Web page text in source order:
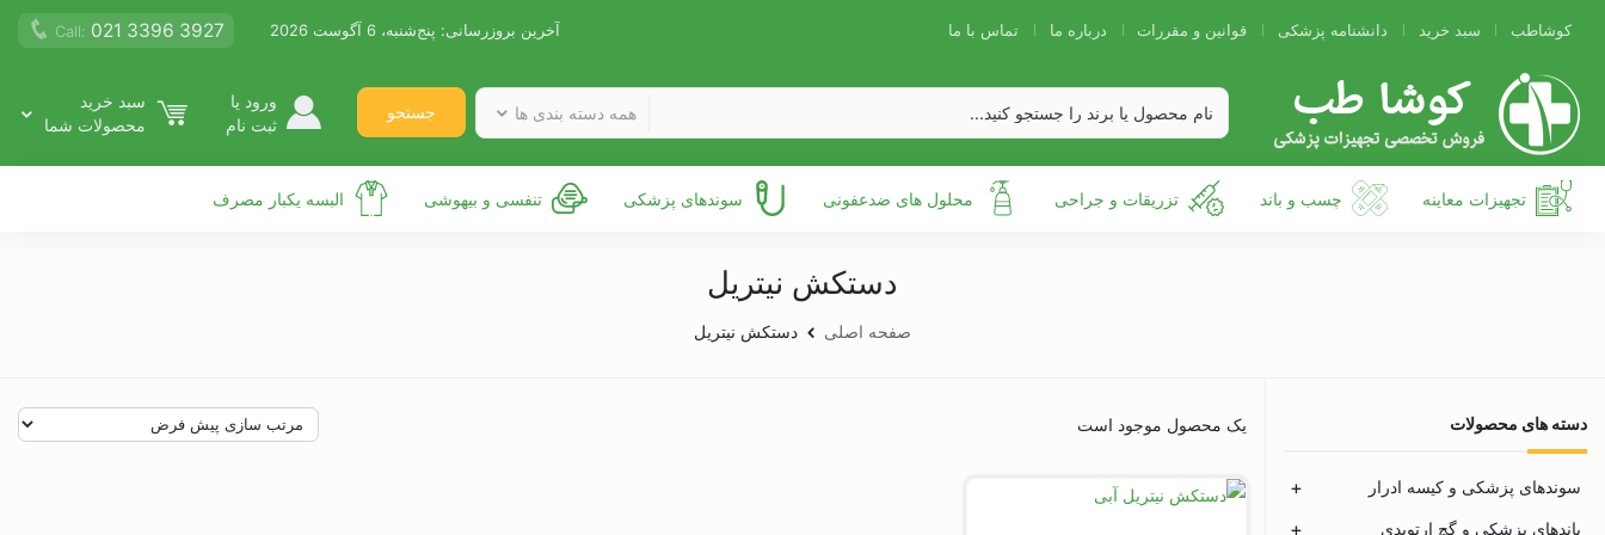
کوشاطب سبد خرید دانشنامه پزشکی قوانین و مقررات درباره ما تماس با ما آخرین بروزرسانی: پنج‌شنبه، 6 آگوست 2026 Call: 021 3396 3927
همه دسته بندی ها جستجو
ورود یا
ثبت نام
سبد خرید
محصولات شما
تجهیزات معاینه چسب و باند تزریقات و جراحی محلول های ضدعفونی سوندهای پزشکی تنفسی و بیهوشی البسه یکبار مصرف
دستکش نیتریل
صفحه اصلی دستکش نیتریل
دسته های محصولات
سوندهای پزشکی و کیسه ادرار
باندهای پزشکی و گچ ارتوپدی
یک محصول موجود است